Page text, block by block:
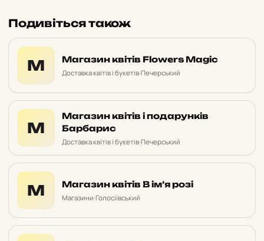
Подивіться також
М Магазин квітів Flowers Magic
Доставка квітів і букетів·Печерський
М
Магазин квітів і подарунків
Барбарис
Доставка квітів і букетів·Печерський
М Магазин квітів В ім’я розі
Магазини·Голосіївський